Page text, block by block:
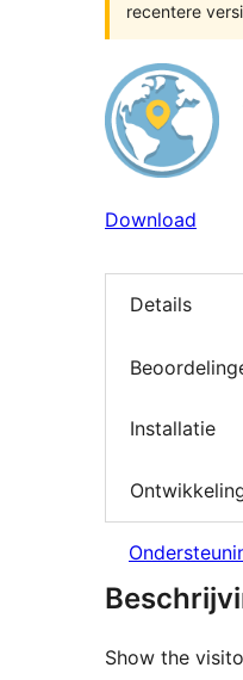
recentere
Download
Details
Installatie
Show the